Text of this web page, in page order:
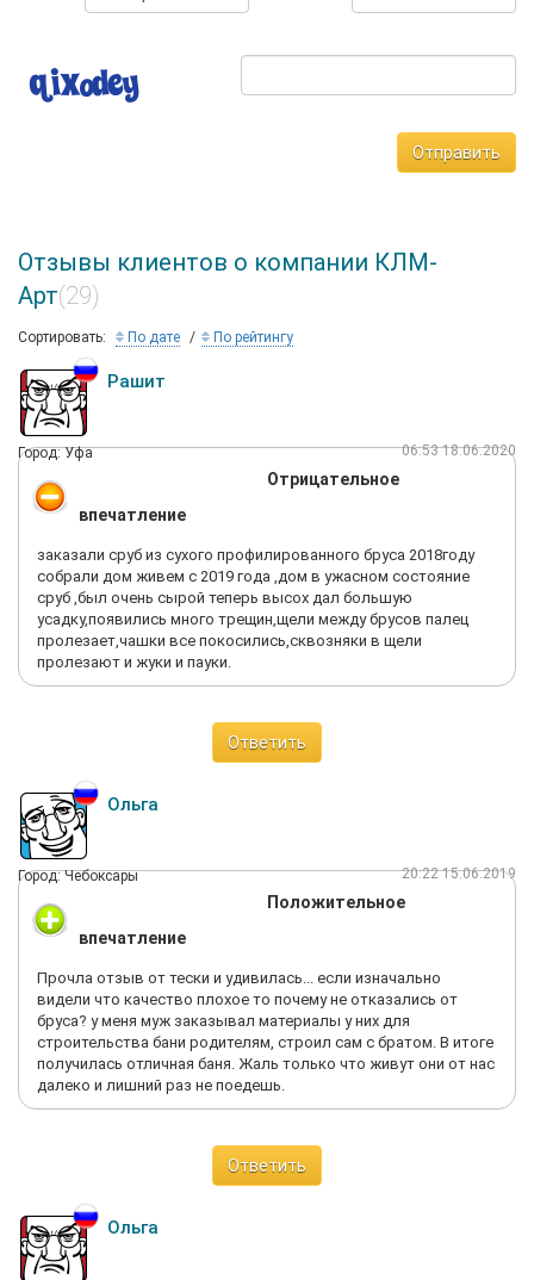
Отправить
Отзывы клиентов о компании КЛМ-
Арт(29)
Сортировать: По дате По рейтингу
Рашит
Город: Уфа 06:53 18.06.2020
Отрицательное
впечатление
заказали сруб из сухого профилированного бруса 2018году
собрали дом живем с 2019 года ,дом в ужасном состояние
сруб ,был очень сырой теперь высох дал большую
усадку,появились много трещин,щели между брусов палец
пролезает,чашки все покосились,сквозняки в щели
пролезают и жуки и пауки.
Ответить
Ольга
Город: Чебоксары 20:22 15.06.2019
Положительное
впечатление
Прочла отзыв от тески и удивилась... если изначально
видели что качество плохое то почему не отказались от
бруса? у меня муж заказывал материалы у них для
строительства бани родителям, строил сам с братом. В итоге
получилась отличная баня. Жаль только что живут они от нас
далеко и лишний раз не поедешь.
Ответить
Ольга